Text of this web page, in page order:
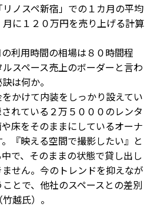
ノスペ新宿」での１カ月の平均
に１２０万円を売り上げる計算
利用時間の相場は８０時間程
スペース売上のボーダーと言わ
は何か。
かけて内装をしっかり設えてい
れている２万５０００のレンタ
床をそのままにしているオーナ
『映える空間で撮影したい』と
で、そのままの状態で貸し出し
せん。今のトレンドを抑えなが
とで、他社のスペースとの差別
越氏）。